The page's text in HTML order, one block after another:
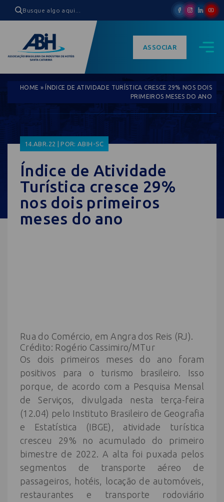
ASSOCIAR
HOME » ÍNDICE DE ATIVIDADE TURÍSTICA CRESCE 29% NOS DOIS
PRIMEIROS MESES DO ANO
14.ABR.22 | POR: ABIH-SC
Índice de Atividade
Turística cresce 29%
nos dois primeiros
meses do ano
Rua do Comércio, em Angra dos Reis (RJ).
Crédito: Rogério Cassimiro/MTur
Os dois primeiros meses do ano foram
positivos para o turismo brasileiro. Isso
porque, de acordo com a Pesquisa Mensal
de Serviços, divulgada nesta terça-feira
(12.04) pelo Instituto Brasileiro de Geografia
e Estatística (IBGE), atividade turística
cresceu 29% no acumulado do primeiro
bimestre de 2022. A alta foi puxada pelos
segmentos de transporte aéreo de
passageiros, hotéis, locação de automóveis,
restaurantes e transporte rodoviário